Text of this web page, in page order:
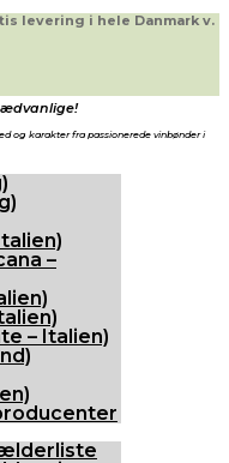
levering i hele Danmark v.
og karakter fra passionerede vinbønder i
–
– Italien)